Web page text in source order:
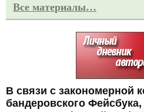
Все материалы…
В связи с закономерной
бандеровского